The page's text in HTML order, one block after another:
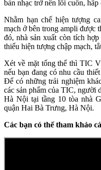
bản nhạc trở nên lôi cuốn, hấp
Nhằm hạn chế hiện tượng
mạch ở bên trong ampli được
đó, nhà sản xuất còn tích
thiểu hiện tượng chập mạch,
Xét về mặt tổng thể thì TIC
nếu bạn đang có nhu cầu
Để có những trải nghiệm
các sản phẩm của TIC, người
Hà Nội tại tầng 10 tòa nhà
quận Hai Bà Trưng, Hà Nội.
Các bạn có thể tham khảo